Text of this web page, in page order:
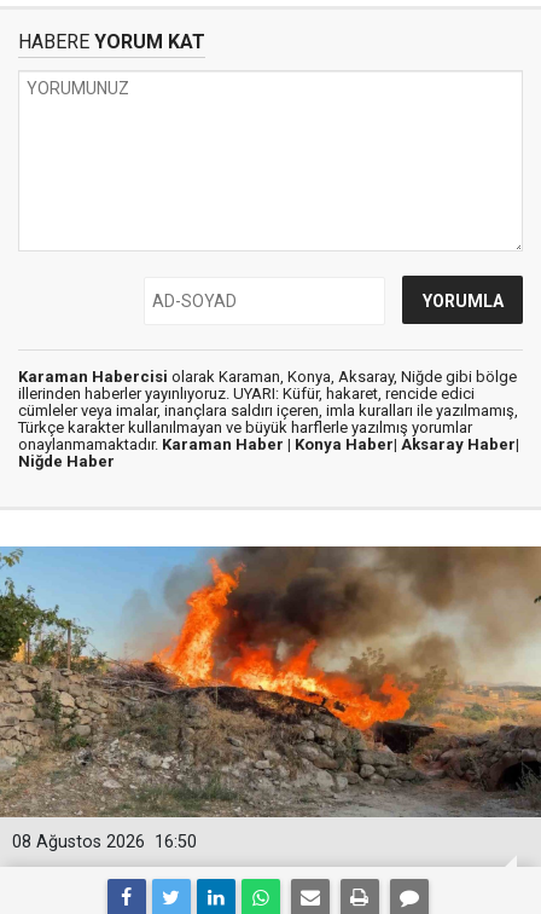
HABERE YORUM KAT
Karaman Habercisi olarak Karaman, Konya, Aksaray, Niğde gibi bölge
illerinden haberler yayınlıyoruz. UYARI: Küfür, hakaret, rencide edici
cümleler veya imalar, inançlara saldırı içeren, imla kuralları ile yazılmamış,
Türkçe karakter kullanılmayan ve büyük harflerle yazılmış yorumlar
onaylanmamaktadır. Karaman Haber | Konya Haber| Aksaray Haber|
Niğde Haber
16:50
08 Ağustos 2026